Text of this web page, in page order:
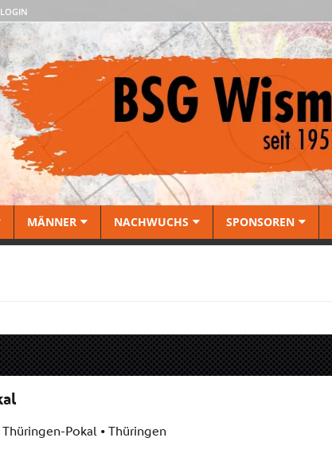
LOGIN
MÄNNER NACHWUCHS SPONSOREN